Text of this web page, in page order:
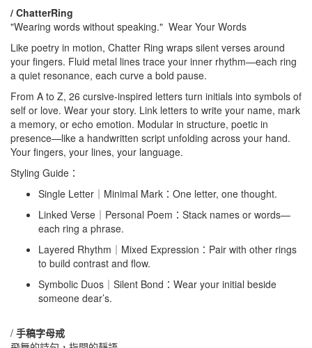
/ ChatterRing
"Wearing words without speaking." Wear Your Words
Like poetry in motion, Chatter Ring wraps silent verses around
your fingers. Fluid metal lines trace your inner rhythm—each ring
a quiet resonance, each curve a bold pause.
From A to Z, 26 cursive-inspired letters turn initials into symbols of
self or love. Wear your story. Link letters to write your name, mark
a memory, or echo emotion. Modular in structure, poetic in
presence—like a handwritten script unfolding across your hand.
Your fingers, your lines, your language.
Styling Guide：
Single Letter｜Minimal Mark：One letter, one thought.
Linked Verse｜Personal Poem：Stack names or words—
each ring a phrase.
Layered Rhythm｜Mixed Expression：Pair with other rings
to build contrast and flow.
Symbolic Duos｜Silent Bond：Wear your initial beside
someone dear’s.
/ 手稿字母戒